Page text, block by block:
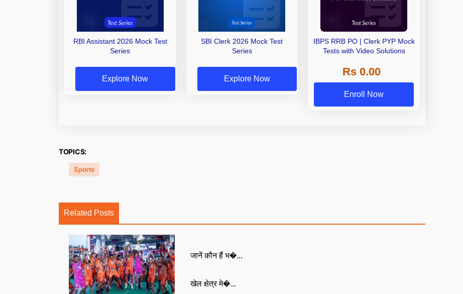
RBI Assistant 2026 Mock Test
Series
Explore Now
SBI Clerk 2026 Mock Test
Series
Explore Now
IBPS RRB PO | Clerk PYP Mock
Tests with Video Solutions
Rs 0.00
Enroll Now
TOPICS:
Sports
Related Posts
जानें कौन हैं भ�...
खेल क्षेत्र मे�...